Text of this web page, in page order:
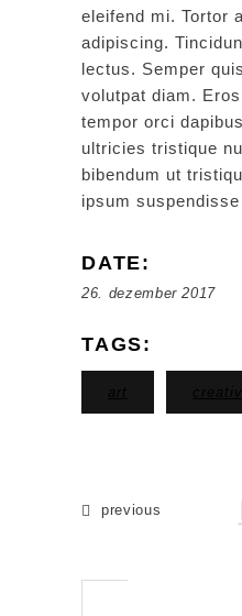
eleifend mi. Tortor
adipiscing.
lectus. Semper
volutpat diam.
tempor orci
ultricies tristique
bibendum ut
ipsum
DATE:
26. dezember 2017
TAGS:
previous